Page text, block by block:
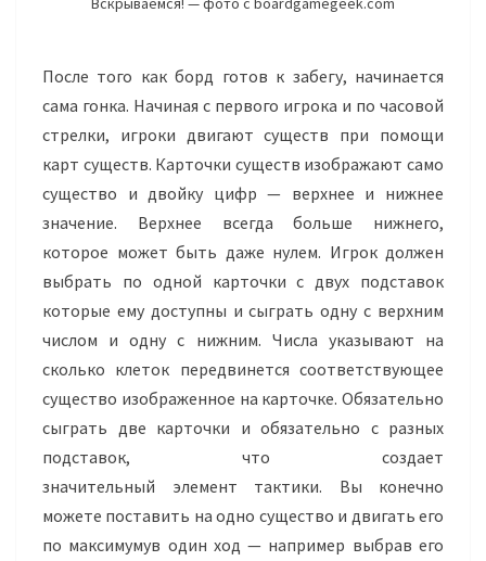
После того как борд готов к забегу, начинается
сама гонка. Начиная с первого игрока и по часовой
стрелки, игроки двигают существ при помощи
карт существ. Карточки существ изображают само
существо и двойку цифр — верхнее и нижнее
значение. Верхнее всегда больше нижнего,
которое может быть даже нулем. Игрок должен
выбрать по одной карточки с двух подставок
которые ему доступны и сыграть одну с верхним
числом и одну с нижним. Числа указывают на
сколько клеток передвинется соответствующее
существо изображенное на карточке. Обязательно
сыграть две карточки и обязательно с разных
подставок, что создает
значительный элемент тактики. Вы конечно
можете поставить на одно существо и двигать его
по максимумув один ход — например выбрав его